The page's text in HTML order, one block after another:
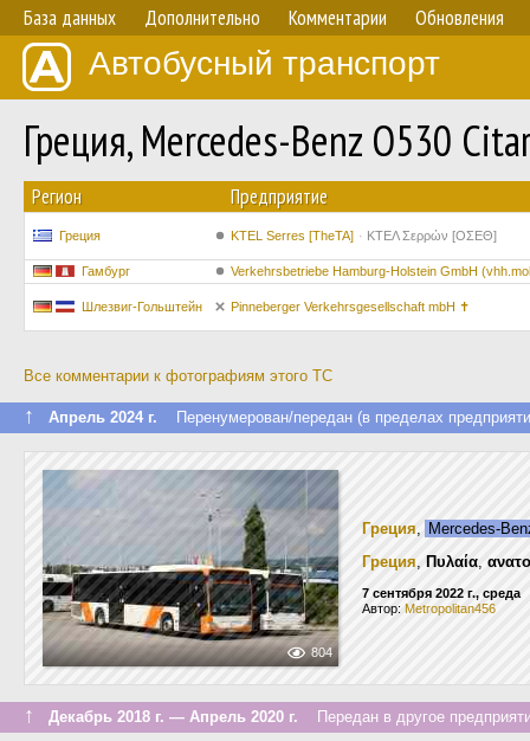
База данных Дополнительно Комментарии Обновления
Автобусный транспорт
Греция, Mercedes-Benz O530
Регион Предприятие
Греция KTEL Serres [TheTA] ΚΤΕΛ Σερρών [ΟΣΕΘ]
Гамбург Verkehrsbetriebe Hamburg-Holstein GmbH
Шлезвиг-Гольштейн Pinneberger Verkehrsgesellschaft mbH ✝
Все комментарии к фотографиям этого ТС
↑ Апрель 2024 г. Перенумерован/передан (в пределах
804
Греция, Mercedes-
Греция, Πυλαία,
7 сентября 2022 г., среда
Автор: Metropolitan456
↑ Декабрь 2018 г. — Апрель 2020 г. Передан в другое